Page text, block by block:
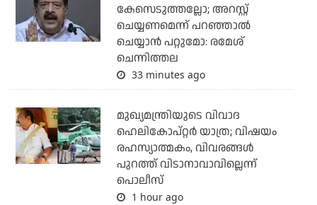
കേസെടുത്തല്ലോ; അറസ്റ്റ്
ചെയ്യണമെന്ന് പറഞ്ഞാല്‍
ചെയ്യാന്‍ പറ്റുമോ: രമേശ്
ചെന്നിത്തല
33 minutes ago
മുഖ്യമന്ത്രിയുടെ വിവാദ
ഹെലികോപ്റ്റര്‍ യാത്ര; വിഷയം
രഹസ്യാത്മകം, വിവരങ്ങള്‍
പുറത്ത് വിടാനാവാവില്ലെന്ന്
പൊലീസ്
1 hour ago